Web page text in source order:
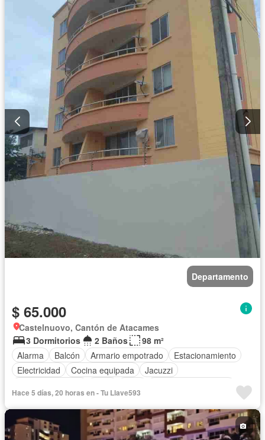
Departamento
$ 65.000
Castelnuovo, Cantón de Atacames
3 Dormitorios
2 Baños
98 m²
Alarma
Balcón Armario empotrado
Estacionamiento
Electricidad
Cocina equipada
Jacuzzi
Sauna
Seguridad Piscina Aire acondicionado
Hace 5 días, 20 horas en - Tu Llave593